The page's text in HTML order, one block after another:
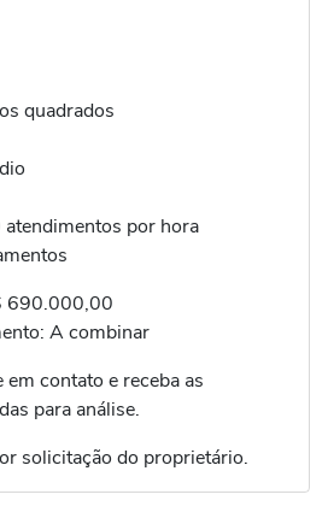
quadrados
atendimentos por hora
690.000,00
A combinar
em contato e receba as
para análise.
solicitação do proprietário.